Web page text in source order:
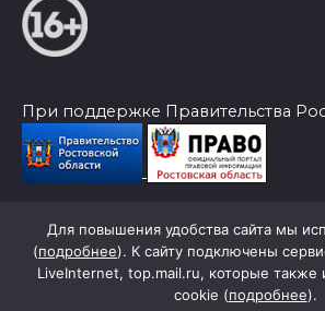
При поддержке Правительства
© 2026 Слава Труду
Для повышения удобства сайта мы
(подробнее). К сайту подключены
LiveInternet, top.mail.ru, которые также
cookie (подробнее).